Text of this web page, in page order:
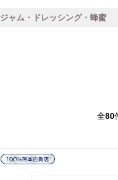
ジャム・ドレッシング・蜂蜜
全80